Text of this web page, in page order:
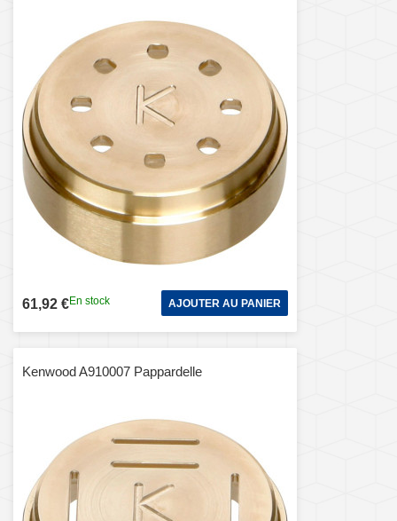
61,92 €En stock AJOUTER AU PANIER
Kenwood A910007 Pappardelle